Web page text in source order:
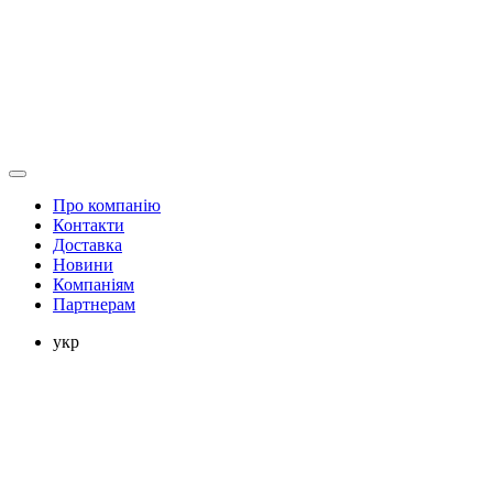
Про компанію
Контакти
Доставка
Новини
Компаніям
Партнерам
укр